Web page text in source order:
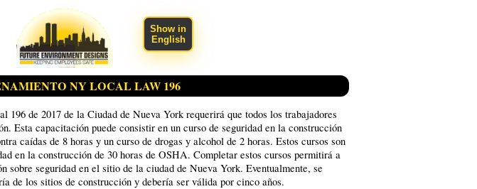
Show in
English
NY LOCAL LAW 196
de 2017 de la Ciudad de Nueva York requerirá que todos los trabajadores
Esta capacitación puede consistir en un curso de seguridad en la construcción
caídas de 8 horas y un curso de drogas y alcohol de 2 horas. Estos cursos son
en la construcción de 30 horas de OSHA. Completar estos cursos permitirá a
sobre seguridad en el sitio de la ciudad de Nueva York. Eventualmente, se
de los sitios de construcción y debería ser válida por cinco años.